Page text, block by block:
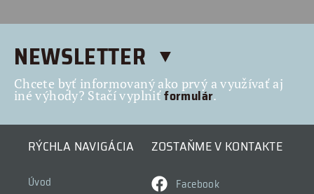
NEWSLETTER
Chcete byť informovaný ako prvý a využívať aj
iné výhody? Stačí vyplniťformulár.
RÝCHLA NAVIGÁCIA
Úvod
ZOSTAŇME V KONTAKTE
Facebook